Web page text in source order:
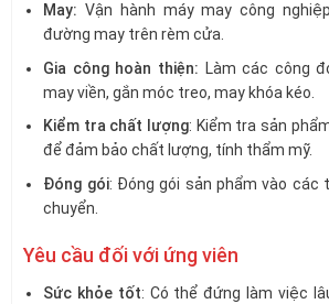
May: Vận hành máy may công
đường may trên rèm cửa.
Gia công hoàn thiện: Làm các công
may viền, gắn móc treo, may khóa kéo.
Kiểm tra chất lượng: Kiểm tra sản
để đảm bảo chất lượng, tính thẩm mỹ.
Đóng gói: Đóng gói sản phẩm vào các
chuyển.
Yêu cầu đối với ứng viên
Sức khỏe tốt: Có thể đứng làm việc